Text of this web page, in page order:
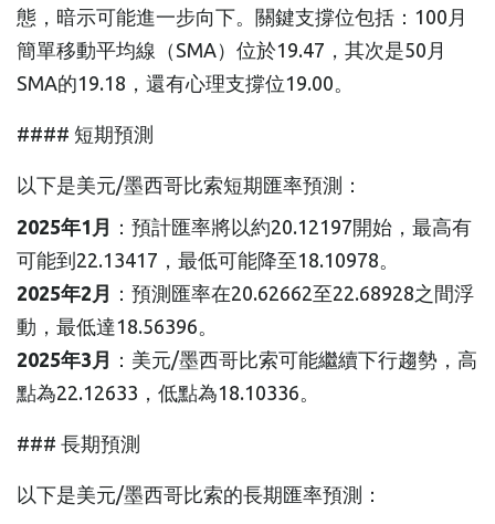
態，暗示可能進一步向下。關鍵支撐位包括：100月
簡單移動平均線（SMA）位於19.47，其次是50月
SMA的19.18，還有心理支撐位19.00。
#### 短期預測
以下是美元/墨西哥比索短期匯率預測：
2025年1月
：預計匯率將以約20.12197開始，最高有
可能到22.13417，最低可能降至18.10978。
2025年2月
：預測匯率在20.62662至22.68928之間浮
動，最低達18.56396。
2025年3月
：美元/墨西哥比索可能繼續下行趨勢，高
點為22.12633，低點為18.10336。
### 長期預測
以下是美元/墨西哥比索的長期匯率預測：